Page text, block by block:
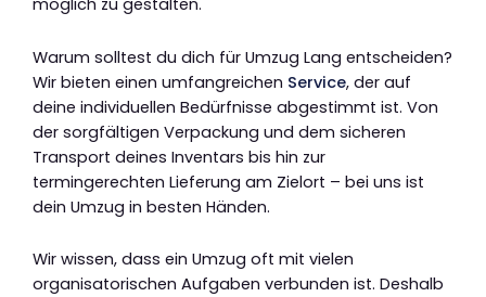
möglich zu gestalten.
Warum solltest du dich für Umzug Lang entscheiden?
Wir bieten einen umfangreichen Service, der auf
deine individuellen Bedürfnisse abgestimmt ist. Von
der sorgfältigen Verpackung und dem sicheren
Transport deines Inventars bis hin zur
termingerechten Lieferung am Zielort – bei uns ist
dein Umzug in besten Händen.
Wir wissen, dass ein Umzug oft mit vielen
organisatorischen Aufgaben verbunden ist. Deshalb